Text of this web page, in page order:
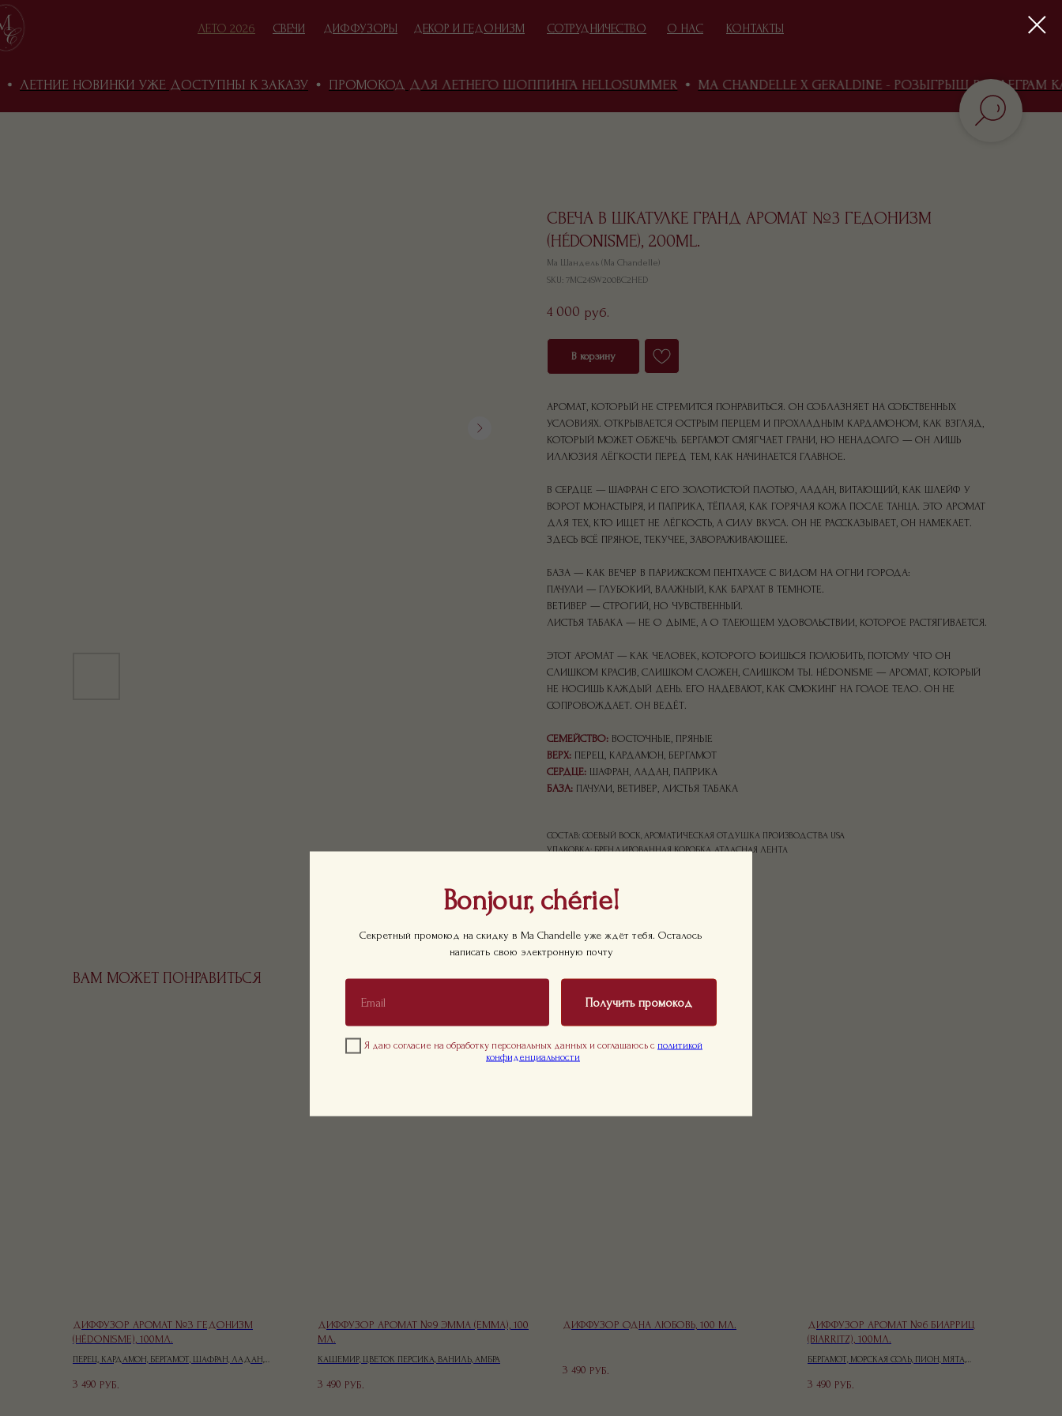
ЛЕТО 2026 КОНТАКТЫ
О НАС
СВЕЧИ ДИФФУЗОРЫ ДЕКОР И ГЕДОНИЗМ СОТРУДНИЧЕСТВО
ЛЕТНИЕ НОВИНКИ УЖЕ ДОСТУПНЫ К ЗАКАЗУ ПРОМОКОД ДЛЯ ЛЕТНЕГО ШОППИНГА HELLOSUMMER MA CHANDELLE X GERALDINE - РОЗЫГРЫШ В ТЕЛЕГРАМ
СВЕЧА В ШКАТУЛКЕ ГРАНД АРОМАТ №3 ГЕДОНИЗМ
(HÉDONISME), 200ML.
Ма Шандель (Ma Chandelle)
SKU: 7MC24SW200BC2HED
4 000 руб.
В корзину
АРОМАТ, КОТОРЫЙ НЕ СТРЕМИТСЯ ПОНРАВИТЬСЯ. ОН СОБЛАЗНЯЕТ НА СОБСТВЕННЫХ
УСЛОВИЯХ. ОТКРЫВАЕТСЯ ОСТРЫМ ПЕРЦЕМ И ПРОХЛАДНЫМ КАРДАМОНОМ, КАК ВЗГЛЯД,
КОТОРЫЙ МОЖЕТ ОБЖЕЧЬ. БЕРГАМОТ СМЯГЧАЕТ ГРАНИ, НО НЕНАДОЛГО — ОН ЛИШЬ
ИЛЛЮЗИЯ ЛЁГКОСТИ ПЕРЕД ТЕМ, КАК НАЧИНАЕТСЯ ГЛАВНОЕ.
В СЕРДЦЕ — ШАФРАН С ЕГО ЗОЛОТИСТОЙ ПЛОТЬЮ, ЛАДАН, ВИТАЮЩИЙ, КАК ШЛЕЙФ У
ВОРОТ МОНАСТЫРЯ, И ПАПРИКА, ТЁПЛАЯ, КАК ГОРЯЧАЯ КОЖА ПОСЛЕ ТАНЦА. ЭТО АРОМАТ
ДЛЯ ТЕХ, КТО ИЩЕТ НЕ ЛЁГКОСТЬ, А СИЛУ ВКУСА. ОН НЕ РАССКАЗЫВАЕТ, ОН НАМЕКАЕТ.
ЗДЕСЬ ВСЁ ПРЯНОЕ, ТЕКУЧЕЕ, ЗАВОРАЖИВАЮЩЕЕ.
БАЗА — КАК ВЕЧЕР В ПАРИЖСКОМ ПЕНТХАУСЕ С ВИДОМ НА ОГНИ ГОРОДА:
ПАЧУЛИ — ГЛУБОКИЙ, ВЛАЖНЫЙ, КАК БАРХАТ В ТЕМНОТЕ.
ВЕТИВЕР — СТРОГИЙ, НО ЧУВСТВЕННЫЙ.
ЛИСТЬЯ ТАБАКА — НЕ О ДЫМЕ, А О ТЛЕЮЩЕМ УДОВОЛЬСТВИИ, КОТОРОЕ РАСТЯГИВАЕТСЯ.
ЭТОТ АРОМАТ — КАК ЧЕЛОВЕК, КОТОРОГО БОИШЬСЯ ПОЛЮБИТЬ, ПОТОМУ ЧТО ОН
СЛИШКОМ КРАСИВ, СЛИШКОМ СЛОЖЕН, СЛИШКОМ ТЫ. HÉDONISME — АРОМАТ, КОТОРЫЙ
НЕ НОСИШЬ КАЖДЫЙ ДЕНЬ. ЕГО НАДЕВАЮТ, КАК СМОКИНГ НА ГОЛОЕ ТЕЛО. ОН НЕ
СОПРОВОЖДАЕТ. ОН ВЕДЁТ.
СЕМЕЙСТВО: ВОСТОЧНЫЕ, ПРЯНЫЕ
ВЕРХ: ПЕРЕЦ, КАРДАМОН, БЕРГАМОТ
СЕРДЦЕ: ШАФРАН, ЛАДАН, ПАПРИКА
БАЗА: ПАЧУЛИ, ВЕТИВЕР, ЛИСТЬЯ ТАБАКА
СОСТАВ: СОЕВЫЙ ВОСК, АРОМАТИЧЕСКАЯ ОТДУШКА ПРОИЗВОДСТВА USA
УПАКОВКА: БРЕНДИРОВАННАЯ КОРОБКА, АТЛАСНАЯ ЛЕНТА
LXWXH: 120X120X160 MM
WEIGHT: 600 G
ВАМ МОЖЕТ ПОНРАВИТЬСЯ
ДИФФУЗОР АРОМАТ №3 ГЕДОНИЗМ
(HÉDONISME), 100МЛ.
ПЕРЕЦ, КАРДАМОН, БЕРГАМОТ, ШАФРАН, ЛАДАН,
3 490 РУБ.
ДИФФУЗОР АРОМАТ №9 ЭММА (EMMA), 100
МЛ.
КАШЕМИР, ЦВЕТОК ПЕРСИКА, ВАНИЛЬ, АМБРА
3 490 РУБ.
ДИФФУЗОР ОДНА ЛЮБОВЬ, 100 МЛ.
3 490 РУБ.
ДИФФУЗОР АРОМАТ №6 БИАРРИЦ
(BIARRITZ), 100МЛ.
БЕРГАМОТ, МОРСКАЯ СОЛЬ, ПИОН, МЯТА,
3 490 РУБ.
Bonjour, chérie!
Секретный промокод на скидку в Ma Chandelle уже ждёт тебя. Осталось
написать свою электронную почту
Я даю согласие на обработку персональных данных и соглашаюсь с политикой
конфиденциальности
Получить промокод